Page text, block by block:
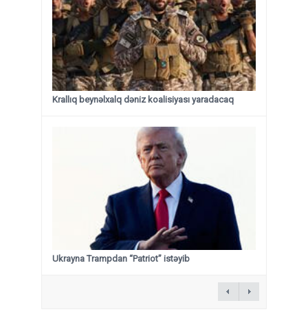
Krallıq beynəlxalq dəniz koalisiyası yaradacaq
Ukrayna Trampdan “Patriot” istəyib